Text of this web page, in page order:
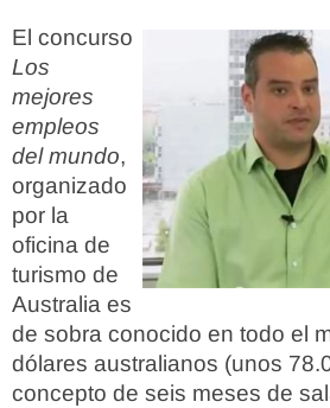
El concurso
Los
mejores
empleos
del mundo,
organizado
por la
oficina de
turismo de
Australia es
de sobra conocido en todo el
dólares australianos (unos
concepto de seis meses de